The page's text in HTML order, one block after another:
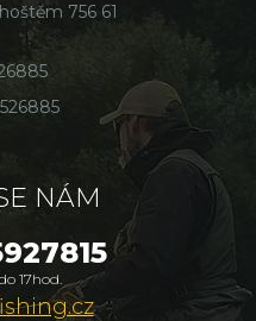
756 61
NÁM
17hod.